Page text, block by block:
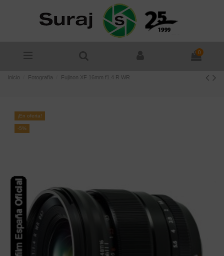
0
Inicio Fotografía Fujinon XF 16mm f1.4 R WR
¡En oferta!
-5%